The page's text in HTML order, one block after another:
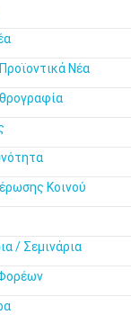
Νέα
Κοινού
/ Σεμινάρια